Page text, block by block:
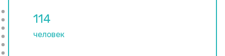
114
человек